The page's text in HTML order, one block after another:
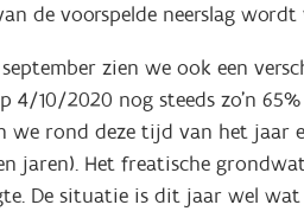
de voorspelde neerslag
zien we ook een
4/10/2020 nog steeds zo’n
we rond deze tijd van het jaar
jaren). Het freatische
De situatie is dit jaar wel